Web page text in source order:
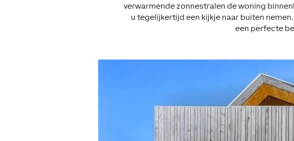
verwarmende zonnestralen de woning
u tegelijkertijd een kijkje naar buiten
een perfecte